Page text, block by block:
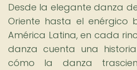
Desde la elegante danza
Oriente hasta el enérgico
América Latina, en cada
danza cuenta una
cómo la danza